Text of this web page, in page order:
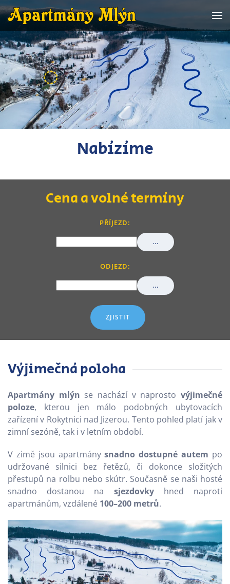
Přejít na hlavní obsah
Nabízíme
Cena a volné termíny
PŘÍJEZD:
...
ODJEZD:
...
ZJISTIT
Výjimečná poloha
Apartmány mlýn se nachází v naprostovýjimečné
poloze, kterou jen málo podobných ubytovacích
zařízení v Rokytnici nad Jizerou. Tento pohled platí jak v
zimní sezóně, tak i v letním období.
V zimě jsou apartmánysnadno dostupné autem po
udržované silnici bez řetězů, či dokonce složitých
přestupů na rolbu nebo skútr. Současně se naši hosté
snadno dostanou na sjezdovkyhned naproti
apartmánům, vzdálené 100–200 metrů.